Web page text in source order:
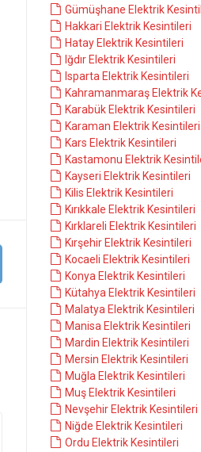
Gümüşhane Elektrik
Hakkari Elektrik Kesintileri
Hatay Elektrik Kesintileri
Iğdır Elektrik Kesintileri
Isparta Elektrik Kesintileri
Kahramanmaraş Elektrik
Karabük Elektrik Kesintileri
Karaman Elektrik Kesintileri
Kars Elektrik Kesintileri
Kastamonu Elektrik
Kayseri Elektrik Kesintileri
Kilis Elektrik Kesintileri
Kırıkkale Elektrik Kesintileri
Kırklareli Elektrik Kesintileri
Kırşehir Elektrik Kesintileri
Kocaeli Elektrik Kesintileri
Konya Elektrik Kesintileri
Kütahya Elektrik Kesintileri
Malatya Elektrik Kesintileri
Manisa Elektrik Kesintileri
Mardin Elektrik Kesintileri
Mersin Elektrik Kesintileri
Muğla Elektrik Kesintileri
Muş Elektrik Kesintileri
Nevşehir Elektrik Kesintileri
Niğde Elektrik Kesintileri
Ordu Elektrik Kesintileri